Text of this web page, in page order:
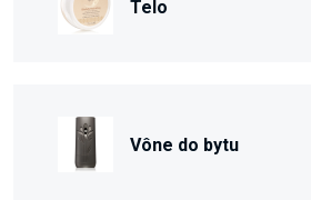
Telo
Vône do bytu